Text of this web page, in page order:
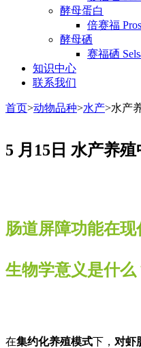
酵母蛋白
倍赛福
酵母硒
赛福硒
知识中心
联系我们
首页>动物品种>水产>水产
5 月15日 水产养殖
肠道屏障功能在
生物学意义是什么
在集约化养殖模式下， 对虾